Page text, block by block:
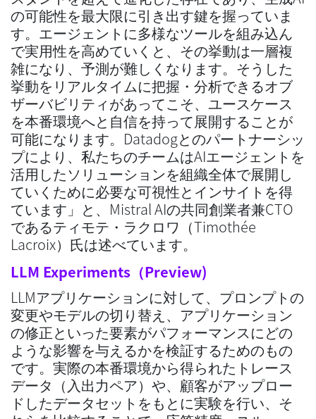
の可能性を最大限に引き出す鍵を握っていま
す。エージェントに多様なツールを組み込ん
で実用性を高めていくと、その挙動は一層複
雑になり、予測が難しくなります。そうした
挙動をリアルタイムに把握・分析できるオブ
ザーバビリティがあってこそ、ユースケース
を本番環境へと自信を持って展開することが
可能になります。Datadogとのパートナーシッ
プにより、私たちのチームはAIエージェントを
活用したソリューションを組織全体で展開し
ていくために必要な可視性とインサイトを得
ています」と、Mistral AIの共同創業者兼CTO
であるティモテ・ラクロワ（Timothée
Lacroix）氏は述べています。
LLM Experiments（Preview)
LLMアプリケーションに対して、プロンプトの
変更やモデルの切り替え、アプリケーション
の修正といった要素がパフォーマンスにどの
ような影響を与えるかを検証するためのもの
です。実際の本番環境から得られたトレース
データ（入出力ペア）や、顧客がアップロー
ドしたデータセットをもとに実験を行い、そ